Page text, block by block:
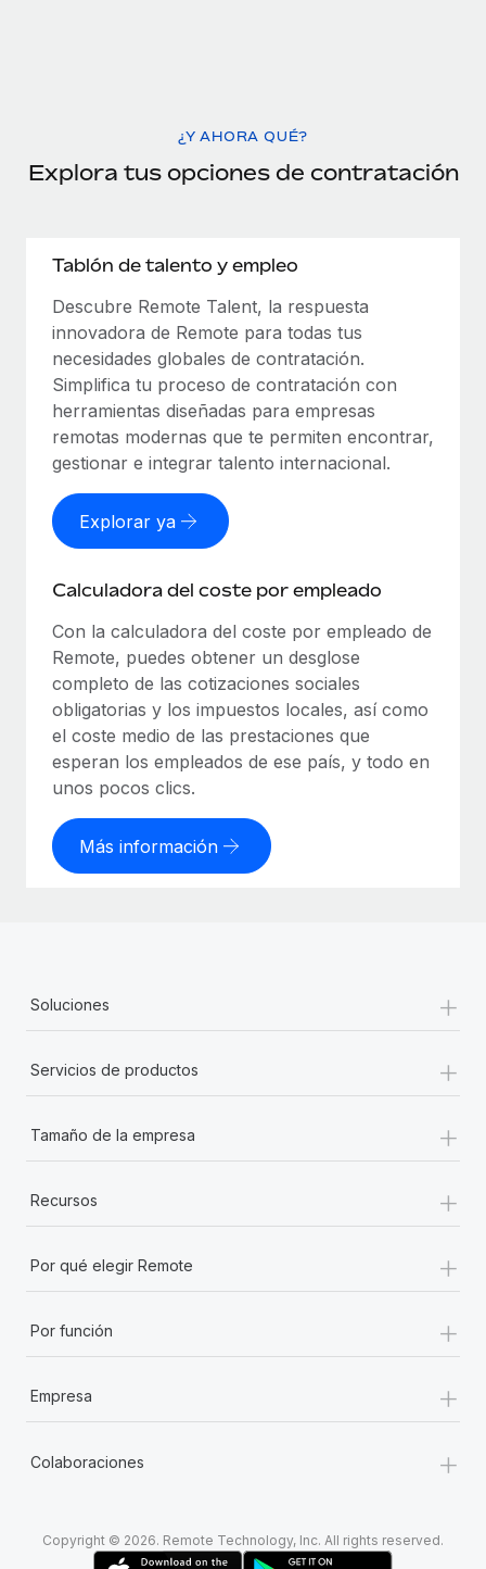
¿Y AHORA QUÉ?
Explora tus opciones de contratación
Tablón de talento y empleo
Descubre Remote Talent, la respuesta
innovadora de Remote para todas tus
necesidades globales de contratación.
Simplifica tu proceso de contratación con
herramientas diseñadas para empresas
remotas modernas que te permiten encontrar,
gestionar e integrar talento internacional.
Explorar ya
Calculadora del coste por empleado
Con la calculadora del coste por empleado de
Remote, puedes obtener un desglose
completo de las cotizaciones sociales
obligatorias y los impuestos locales, así como
el coste medio de las prestaciones que
esperan los empleados de ese país, y todo en
unos pocos clics.
Más información
Soluciones +
Servicios de productos +
Tamaño de la empresa +
Recursos +
Por qué elegir Remote +
Por función +
Empresa +
Colaboraciones +
Copyright © 2026. Remote Technology, Inc. All rights reserved.